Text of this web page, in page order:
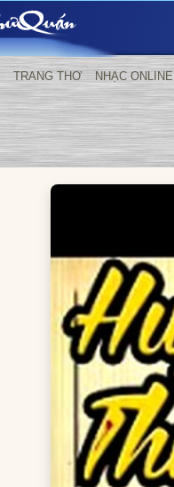
TRANG THƠ NHẠC ONLINE